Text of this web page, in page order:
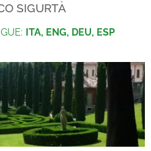
SIGURTÀ
ITA, ENG, DEU, ESP